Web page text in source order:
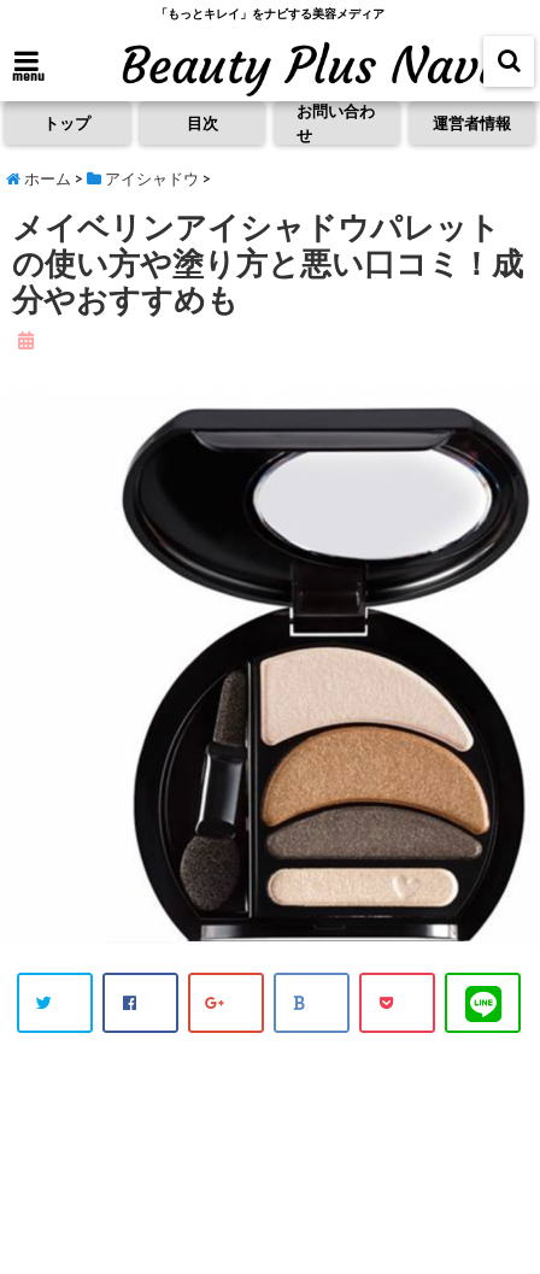
「もっとキレイ」をナビする美容メディア
menu
トップ 目次
お問い合わ
せ
運営者情報
ホーム > アイシャドウ >
メイベリンアイシャドウパレット
の使い方や塗り方と悪い口コミ！成
分やおすすめも